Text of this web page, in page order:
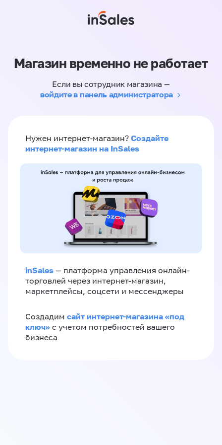
Магазин временно не работает
Если вы сотрудник магазина —
войдите в панель администратора
Нужен интернет-магазин? Создайте
интернет-магазин на InSales
inSales — платформа управления онлайн-
торговлей через интернет-магазин,
маркетплейсы, соцсети и мессенджеры
Создадим сайт интернет-магазина «под
ключ» с учетом потребностей вашего
бизнеса